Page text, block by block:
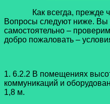
Как всегда, прежде чем
Вопросы следуют ниже. Вы
самостоятельно –
добро пожаловать –
1. 6.2.2 В помещениях
коммуникаций и
1,8 м.